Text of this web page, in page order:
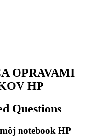
OPRAVAMI
HP
Questions
notebook HP